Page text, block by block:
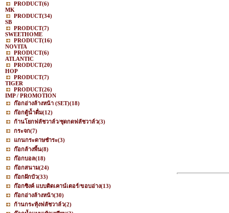
PRODUCT(6)
MK
PRODUCT(34)
SB
PRODUCT(7)
SWEETHOME
PRODUCT(16)
NOVITA
PRODUCT(6)
ATLANTIC
PRODUCT(20)
HOP
PRODUCT(7)
TIGER
PRODUCT(26)
IMP / PROMOTION
ก๊อกอ่างล้างหน้า (SET)(18)
ก๊อกตู้น้ำดื่ม(12)
ก้านโยกฟลัชวาล์ว/ชุดกดฟลัชวาล์ว(3)
กระจก(7)
แกนกระดาษชำระ(3)
ก๊อกล้างพื้น(8)
ก๊อกบอล(18)
ก๊อกสนาม(24)
ก๊อกฝักบัว(33)
ก๊อกซิงค์ แบบติดเคาน์เตอร์/ขอบอ่าง(13)
ก๊อกอ่างล้างหน้า(30)
ก้านกระทุ้งฟลัชวาล์ว(2)